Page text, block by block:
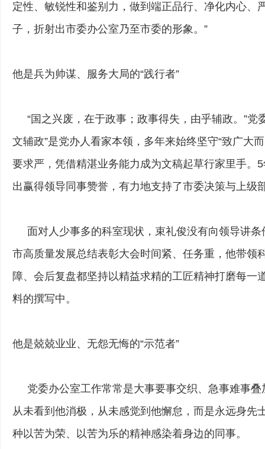
定性、敏锐性和鉴别力，做到端正品行、净化内心、
子，折射出市委办公室乃至市委的形象。”
他是兵为帅谋、服务大局的“践行者”
“国之兴废，在于政事；政事得失，由乎辅政。”党
文辅政”是党办人看家本领，多年来始终坚守“致广大
要求严，凭借精湛业务能力成为文稿起草行家里手
出赢得领导同事赞誉，有力地支持了市委决策与上级
面对人少事多的科室现状，束礼俊没有向领导讲条
市高质量发展总结表彰大会时间紧、任务重，他带
障、会后复盘都坚持以精益求精的工匠精神打磨每
料的撰写中。
他是兢兢业业、无怨无悔的“示范者”
党委办公室工作常常是大事要事交织、急事难事叠
从未看到他消极，从未感觉到他懈怠，而是永远身
种以苦为荣、以苦为乐的精神感染着身边的同事。